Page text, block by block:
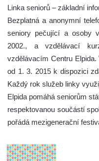
Linka seniorů – základní
Bezplatná a anonymní
seniory pečující a osoby
2002., a vzdělávací
vzdělávacím Centru
od 1. 3. 2015 k dispozici
Každý rok služeb linky
Elpida pomáhá seniorům
respektovanou součástí
pořádá mezigenerační